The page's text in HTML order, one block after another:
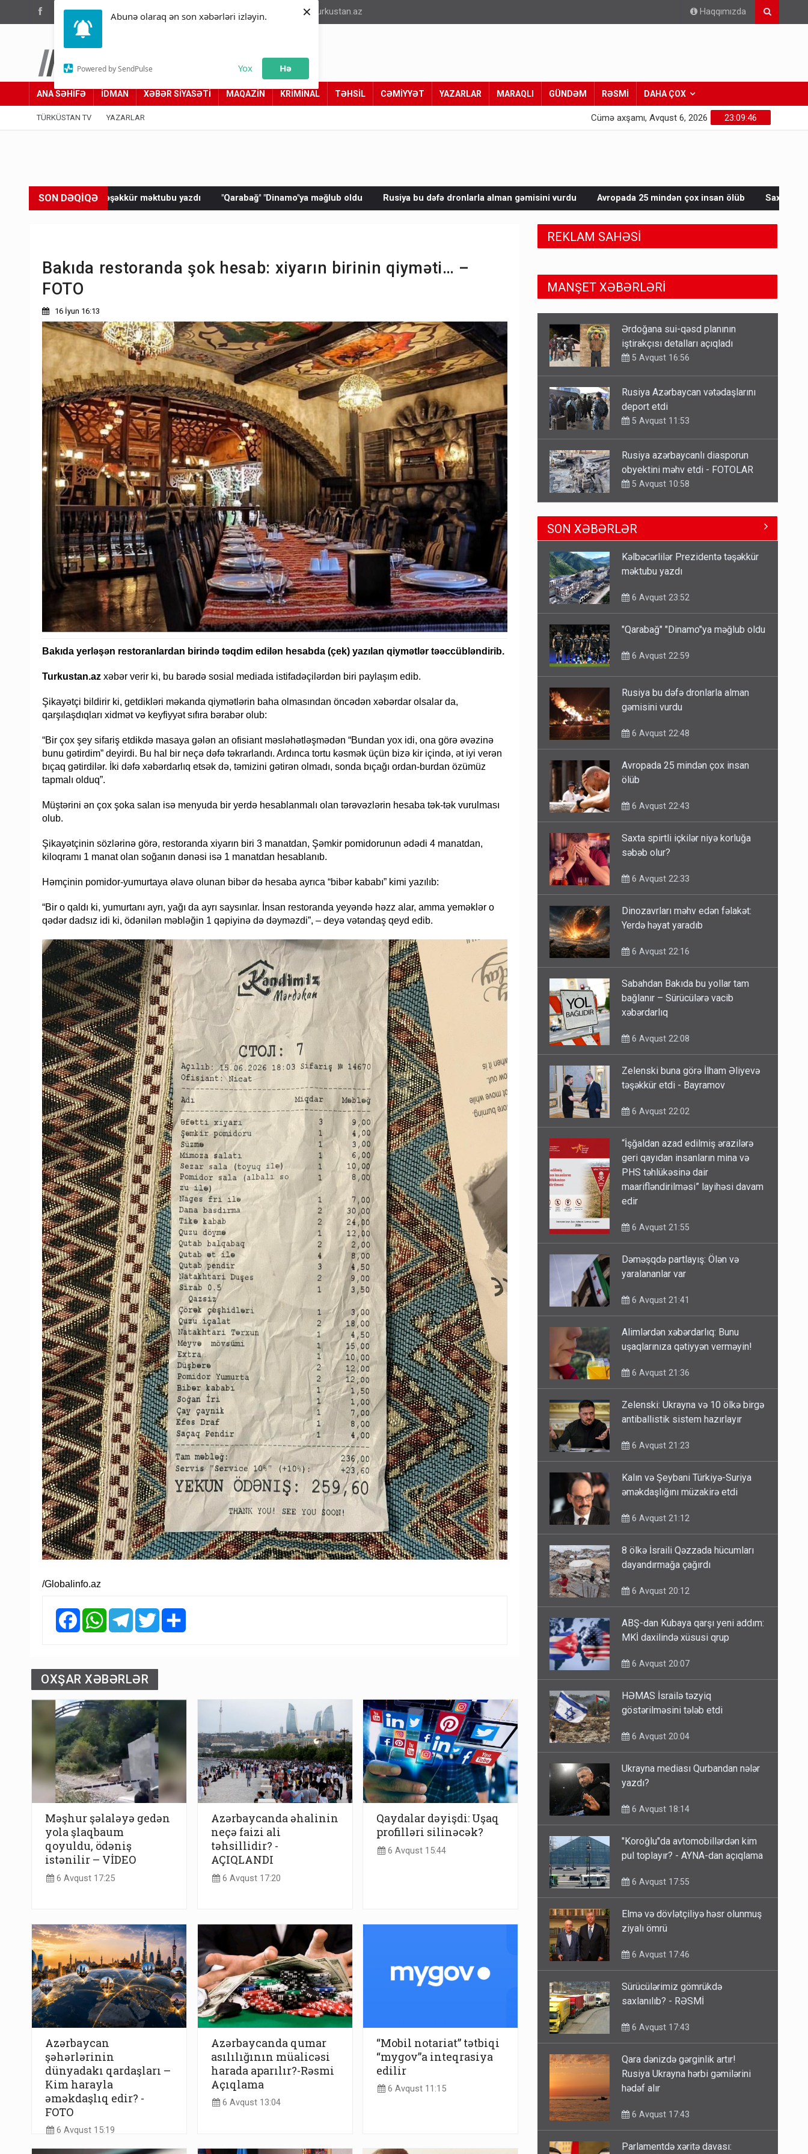
Abunə olaraq ən son xəbərləri izləyin.
Powered by SendPulse Yox Hə
×
(012) 449 94 05 info@turkustan.az Haqqımızda
Türküstan.az
Adımız yolumuzdur
ANA SƏHİFƏ İDMAN XƏBƏR SİYASƏTİ MAQAZİN KRİMİNAL TƏHSİL CƏMİYYƏT YAZARLAR MARAQLI GÜNDƏM RƏSMİ DAHA ÇOX
TÜRKÜSTAN TV YAZARLAR 23:09:48
Cümə axşamı, Avqust 6, 2026
SON DƏQİQƏ
məktubu yazdı "Qarabağ" "Dinamo"ya məğlub oldu Rusiya bu dəfə dronlarla alman gəmisini vurdu Avropada 25 mindən çox insan ölüb Saxta spirtli içkilər niyə korluğa
Bakıda restoranda şok hesab: xiyarın birinin qiyməti… –
FOTO
16 İyun 16:13
Bakıda yerləşən restoranlardan birində təqdim edilən hesabda (çek) yazılan qiymətlər təəccübləndirib.
Turkustan.az xəbər verir ki, bu barədə sosial mediada istifadəçilərdən biri paylaşım edib.
Şikayətçi bildirir ki, getdikləri məkanda qiymətlərin baha olmasından öncədən xəbərdar olsalar da,
qarşılaşdıqları xidmət və keyfiyyət sıfıra bərabər olub:
“Bir çox şey sifariş etdikdə masaya gələn an ofisiant məsləhətləşmədən “Bundan yox idi, ona görə əvəzinə
bunu gətirdim” deyirdi. Bu hal bir neçə dəfə təkrarlandı. Ardınca tortu kəsmək üçün bizə kir içində, ət iyi verən
bıçaq gətirdilər. İki dəfə xəbərdarlıq etsək də, təmizini gətirən olmadı, sonda bıçağı ordan-burdan özümüz
tapmalı olduq”.
Müştərini ən çox şoka salan isə menyuda bir yerdə hesablanmalı olan tərəvəzlərin hesaba tək-tək vurulması
olub.
Şikayətçinin sözlərinə görə, restoranda xiyarın biri 3 manatdan, Şəmkir pomidorunun ədədi 4 manatdan,
kiloqramı 1 manat olan soğanın dənəsi isə 1 manatdan hesablanıb.
Həmçinin pomidor-yumurtaya əlavə olunan bibər də hesaba ayrıca “bibər kababı” kimi yazılıb:
“Bir o qaldı ki, yumurtanı ayrı, yağı da ayrı saysınlar. İnsan restoranda yeyəndə həzz alar, amma yeməklər o
qədər dadsız idi ki, ödənilən məbləğin 1 qəpiyinə də dəyməzdi”, – deyə vətəndaş qeyd edib.
/Globalinfo.az
FacebookWhatsAppTelegramTwitter
OXŞAR XƏBƏRLƏR
Məşhur şəlaləyə gedən
yola şlaqbaum
qoyuldu, ödəniş
istənilir – VİDEO
6 Avqust 17:25
Azərbaycanda əhalinin
neçə faizi ali
təhsillidir? -
AÇIQLANDI
6 Avqust 17:20
Qaydalar dəyişdi: Uşaq
profilləri silinəcək?
6 Avqust 15:44
Azərbaycan
şəhərlərinin
dünyadakı qardaşları –
Kim harayla
əməkdaşlıq edir? -
FOTO
6 Avqust 15:19
Azərbaycanda qumar
asılılığının müalicəsi
harada aparılır?-Rəsmi
Açıqlama
6 Avqust 13:04
“Mobil notariat” tətbiqi
“mygov”a inteqrasiya
edilir
6 Avqust 11:15
REKLAM SAHƏSİ
MANŞET XƏBƏRLƏRİ
Rusiya Azərbaycan vətədaşlarını
deport etdi
5 Avqust 11:53
Rusiya azərbaycanlı diasporun
obyektini məhv etdi - FOTOLAR
5 Avqust 10:58
Bu tarixdən HAVALAR DƏYİŞİR -
İSTİLƏR BİTİR
4 Avqust 22:04
ŞOK! David Seliverstov ölkədən
qaçdı
gedə biləcəksiniz - SİYAHI
iştirakçısı detalları açıqladı
SON XƏBƏRLƏR
Kəlbəcərlilər Prezidentə təşəkkür
məktubu yazdı
6 Avqust 23:52
"Qarabağ" "Dinamo"ya məğlub oldu
6 Avqust 22:59
Rusiya bu dəfə dronlarla alman
gəmisini vurdu
6 Avqust 22:48
Avropada 25 mindən çox insan
ölüb
6 Avqust 22:43
Saxta spirtli içkilər niyə korluğa
səbəb olur?
6 Avqust 22:33
Dinozavrları məhv edən fəlakət:
Yerdə həyat yaradıb
6 Avqust 22:16
Sabahdan Bakıda bu yollar tam
bağlanır – Sürücülərə vacib
xəbərdarlıq
6 Avqust 22:08
Zelenski buna görə İlham Əliyevə
təşəkkür etdi - Bayramov
6 Avqust 22:02
“İşğaldan azad edilmiş ərazilərə
geri qayıdan insanların mina və
PHS təhlükəsinə dair
maarifləndirilməsi” layihəsi davam
edir
6 Avqust 21:55
Dəməşqdə partlayış: Ölən və
yaralananlar var
6 Avqust 21:41
Alimlərdən xəbərdarlıq: Bunu
uşaqlarınıza qətiyyən verməyin!
6 Avqust 21:36
Zelenski: Ukrayna və 10 ölkə birgə
antiballistik sistem hazırlayır
6 Avqust 21:23
Kalın və Şeybani Türkiyə-Suriya
əməkdaşlığını müzakirə etdi
6 Avqust 21:12
8 ölkə İsraili Qəzzada hücumları
dayandırmağa çağırdı
6 Avqust 20:12
ABŞ-dan Kubaya qarşı yeni addım:
MKİ daxilində xüsusi qrup
6 Avqust 20:07
HƏMAS İsrailə təzyiq
göstərilməsini tələb etdi
6 Avqust 20:04
Ukrayna mediası Qurbandan nələr
yazdı?
6 Avqust 18:14
"Koroğlu"da avtomobillərdən kim
pul toplayır? - AYNA-dan açıqlama
6 Avqust 17:55
Elmə və dövlətçiliyə həsr olunmuş
ziyalı ömrü
6 Avqust 17:46
Sürücülərimiz gömrükdə
saxlanılıb? - RƏSMİ
6 Avqust 17:43
Qara dənizdə gərginlik artır!
Rusiya Ukrayna hərbi gəmilərini
hədəf alır
6 Avqust 17:43
Parlamentdə xəritə davası: